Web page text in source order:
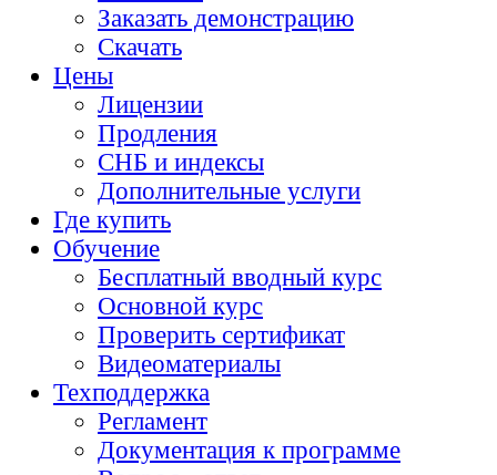
Заказать демонстрацию
Скачать
Цены
Лицензии
Продления
СНБ и индексы
Дополнительные услуги
Где купить
Обучение
Бесплатный вводный курс
Основной курс
Проверить сертификат
Видеоматериалы
Техподдержка
Регламент
Документация к программе